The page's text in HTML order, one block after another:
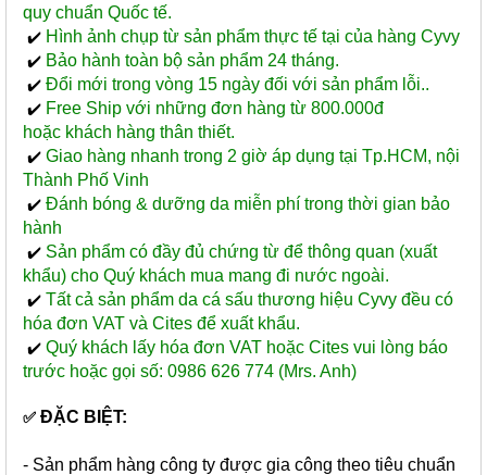
quy chuẩn Quốc tế.
✔️ Hình ảnh chụp từ sản phẩm thực tế tại của hàng Cyvy
✔️ Bảo hành toàn bộ sản phẩm 24 tháng.
✔️ Đổi mới trong vòng 15 ngày đối với sản phẩm lỗi..
✔️ Free Ship với những đơn hàng từ 800.000đ
hoặc khách hàng thân thiết.
✔️ Giao hàng nhanh trong 2 giờ áp dụng tại Tp.HCM, nội
Thành Phố Vinh
✔️ Đánh bóng & dưỡng da miễn phí trong thời gian bảo
hành
✔️ Sản phẩm có đầy đủ chứng từ để thông quan (xuất
khẩu) cho Quý khách mua mang đi nước ngoài.
✔️ Tất cả sản phẩm da cá sấu thương hiệu Cyvy đều có
hóa đơn VAT và Cites để xuất khẩu.
✔️ Quý khách lấy hóa đơn VAT hoặc Cites vui lòng báo
trước hoặc gọi số: 0986 626 774 (Mrs. Anh)
✅ ĐẶC BIỆT:
- Sản phẩm hàng công ty được gia công theo tiêu chuẩn